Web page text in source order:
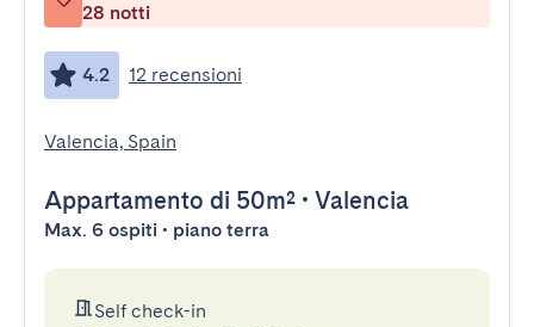
28 notti
4.2 12 recensioni
Valencia, Spain
Appartamento di 50m² • Valencia
Max. 6 ospiti • piano terra
Self check-in